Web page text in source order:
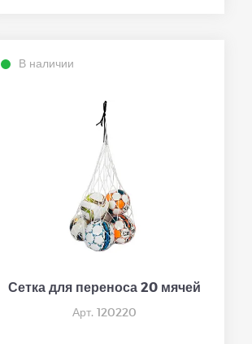
В наличии
Сетка для переноса 20 мячей
Арт. 120220